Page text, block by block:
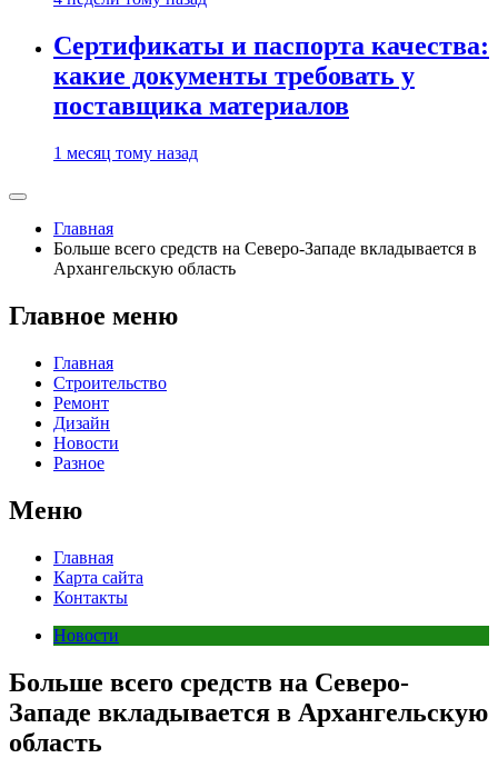
Сертификаты и паспорта качества:
какие документы требовать у
поставщика материалов
1 месяц тому назад
Главная
Больше всего средств на Северо-Западе вкладывается в
Архангельскую область
Главное меню
Главная
Строительство
Ремонт
Дизайн
Новости
Разное
Меню
Главная
Карта сайта
Контакты
Новости
Больше всего средств на Северо-
Западе вкладывается в Архангельскую
область